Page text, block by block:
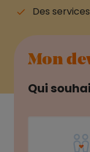
Des
Mon
Qui